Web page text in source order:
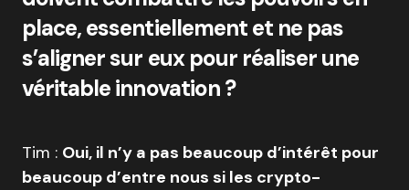
place, essentiellement et ne pas
s’aligner sur eux pour réaliser une
véritable innovation ?
Tim : Oui, il n’y a pas beaucoup d’intérêt pour
beaucoup d’entre nous si les crypto-